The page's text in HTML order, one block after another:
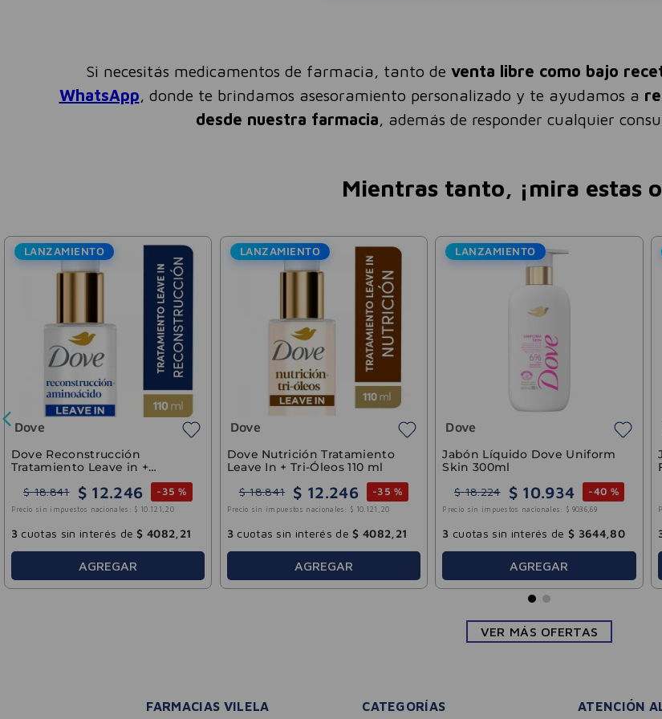
Si necesitás medicamentos de farmacia, tanto de venta libre como bajo
WhatsApp, donde te brindamos asesoramiento personalizado y te ayudamos a
desde nuestra farmacia, además de responder cualquier
Mientras tanto, ¡mira estas
LANZAMIENTO
Dove
Dove Reconstrucción
Tratamiento Leave in +
$ 18.841 $ 12.246 - 35 %
Precio sin impuestos nacionales: $ 10 .121 , 20
3 cuotas sin interés de $ 4082 21
AGREGAR
LANZAMIENTO
Dove
Dove Nutrición Tratamiento
Leave In + Tri-Óleos 110 ml
$ 18.841 $ 12.246 -35 %
Precio sin impuestos nacionales: $ 10. 121 , 20
3cuotas sin interés de $ 4082 21
AGREGAR
LANZAMIENTO
Dove
Jabón Líquido Dove Uniform
Skin 300ml
$ 18.224 $ 10.934 -40 %
Precio sin impuestos nacionales: $ 9036,69
3 cuotas sin interés de $ 3644 ,80
AGREGAR
VER MÁS OFERTAS
FARMACIAS VILELA CATEGORÍAS ATENCIÓN